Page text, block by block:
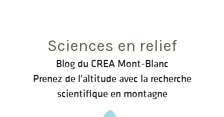
Sciences en relief
Blog du CREA Mont-Blanc
Prenez de l'altitude avec la recherche
scientifique en montagne